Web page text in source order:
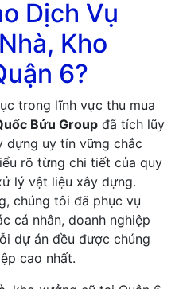
Dịch Vụ
Kho
6?
trong lĩnh vực thu mua
Bửu Group đã tích lũy
dựng uy tín vững chắc
rõ từng chi tiết của quy
lý vật liệu xây dựng.
chúng tôi đã phục vụ
cá nhân, doanh nghiệp
dự án đều được chúng
cao nhất.